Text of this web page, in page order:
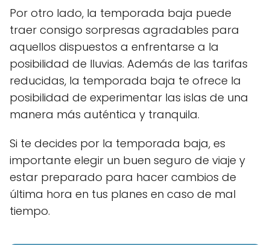
Por otro lado, la temporada baja puede
traer consigo sorpresas agradables para
aquellos dispuestos a enfrentarse a la
posibilidad de lluvias. Además de las tarifas
reducidas, la temporada baja te ofrece la
posibilidad de experimentar las islas de una
manera más auténtica y tranquila.
Si te decides por la temporada baja, es
importante elegir un buen seguro de viaje y
estar preparado para hacer cambios de
última hora en tus planes en caso de mal
tiempo.